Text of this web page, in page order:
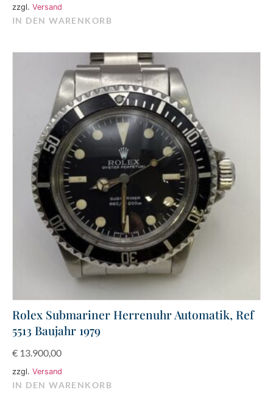
zzgl. Versand
IN DEN WARENKORB
Rolex Submariner Herrenuhr Automatik, Ref
5513 Baujahr 1979
€ 13.900,00
zzgl. Versand
IN DEN WARENKORB